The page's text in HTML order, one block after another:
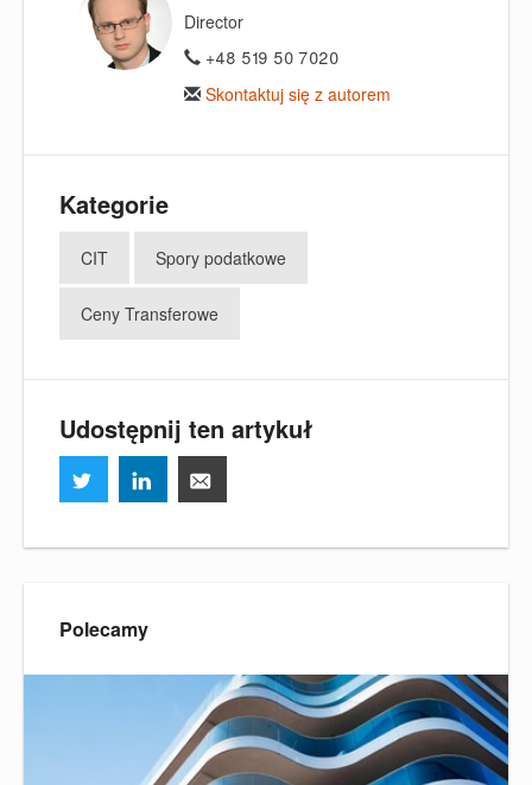
Director
+48 519 50 7020
Skontaktuj się z autorem
Kategorie
CIT Spory podatkowe
Ceny Transferowe
Udostępnij ten artykuł
Polecamy